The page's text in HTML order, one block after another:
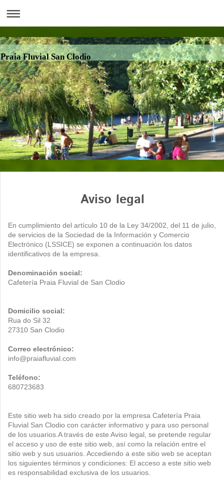
Praia Fluvial San Clodio
Aviso legal
En cumplimiento del artículo 10 de la Ley 34/2002, del 11 de julio,
de servicios de la Sociedad de la Información y Comercio
Electrónico (LSSICE) se exponen a continuación los datos
identificativos de la empresa.
Denominación social:
Cafetería Praia Fluvial de San Clodio
Domicilio social:
Rua do Sil 32
27310 San Clodio
Correo electrónico:
info@praiafluvial.com
Teléfono:
680723683
Este sitio web ha sido creado por la empresa Cafetería Praia
Fluvial San Clodio con carácter informativo y para uso personal
de los usuarios.A través de este Aviso legal, se pretende regular
el acceso y uso de este sitio web, así como la relación entre el
sitio web y sus usuarios. Accediendo a este sitio web se aceptan
los siguientes términos y condiciones: El acceso a este sitio web
es responsabilidad exclusiva de los usuarios.